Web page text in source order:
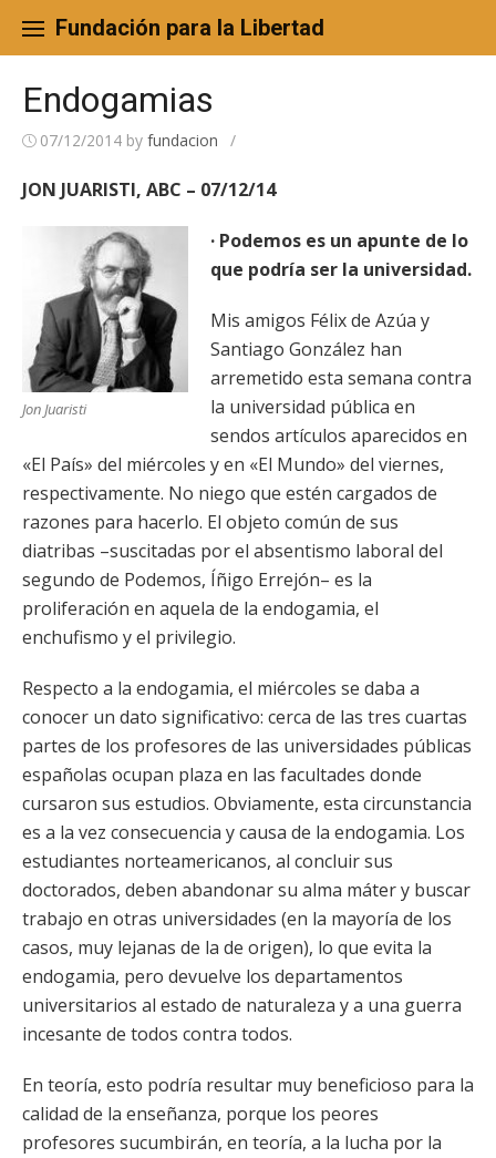
content
Fundación para la Libertad
Endogamias
07/12/2014 by fundacion /
JON JUARISTI, ABC – 07/12/14
Jon Juaristi
· Podemos es un apunte de lo
que podría ser la universidad.
Mis amigos Félix de Azúa y
Santiago González han
arremetido esta semana contra
la universidad pública en
sendos artículos aparecidos en
«El País» del miércoles y en «El Mundo» del viernes,
respectivamente. No niego que estén cargados de
razones para hacerlo. El objeto común de sus
diatribas –suscitadas por el absentismo laboral del
segundo de Podemos, Íñigo Errejón– es la
proliferación en aquela de la endogamia, el
enchufismo y el privilegio.
Respecto a la endogamia, el miércoles se daba a
conocer un dato significativo: cerca de las tres cuartas
partes de los profesores de las universidades públicas
españolas ocupan plaza en las facultades donde
cursaron sus estudios. Obviamente, esta circunstancia
es a la vez consecuencia y causa de la endogamia. Los
estudiantes norteamericanos, al concluir sus
doctorados, deben abandonar su alma máter y buscar
trabajo en otras universidades (en la mayoría de los
casos, muy lejanas de la de origen), lo que evita la
endogamia, pero devuelve los departamentos
universitarios al estado de naturaleza y a una guerra
incesante de todos contra todos.
En teoría, esto podría resultar muy beneficioso para la
calidad de la enseñanza, porque los peores
profesores sucumbirán, en teoría, a la lucha por la